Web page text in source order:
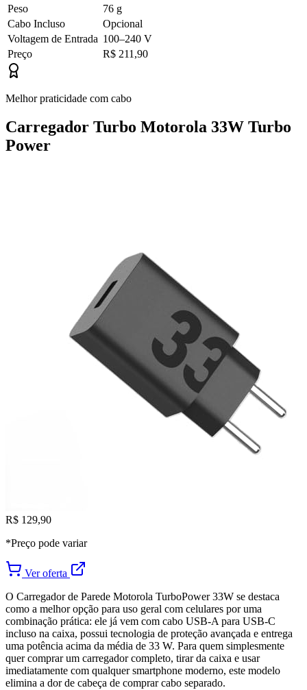
Peso
76 g
Cabo Incluso
Opcional
Voltagem de Entrada 100–240 V
Preço
R$ 211,90
Melhor praticidade com cabo
Carregador Turbo Motorola 33W Turbo
Power
R$ 129,90
*Preço pode variar
Ver oferta
O Carregador de Parede Motorola TurboPower 33W se destaca
como a melhor opção para uso geral com celulares por uma
combinação prática: ele já vem com cabo USB-A para USB-C
incluso na caixa, possui tecnologia de proteção avançada e entrega
uma potência acima da média de 33 W. Para quem simplesmente
quer comprar um carregador completo, tirar da caixa e usar
imediatamente com qualquer smartphone moderno, este modelo
elimina a dor de cabeça de comprar cabo separado.